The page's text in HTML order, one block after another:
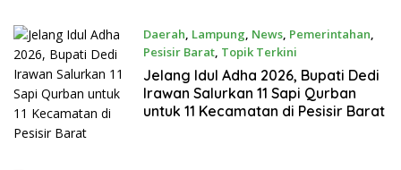
Daerah, Lampung, News, Pemerintahan,
Pesisir Barat, Topik Terkini
Mei 24, 2026
Jelang Idul Adha 2026, Bupati Dedi
Irawan Salurkan 11 Sapi Qurban
untuk 11 Kecamatan di Pesisir Barat